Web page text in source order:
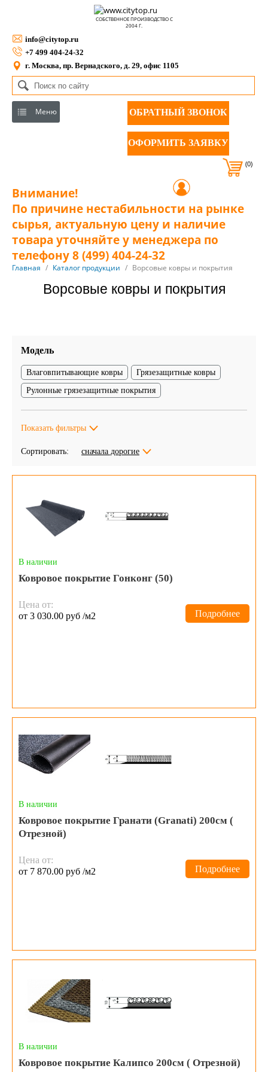
СОБСТВЕННОЕ ПРОИЗВОДСТВО С
2004 Г.
info@citytop.ru
+7 499 404-24-32
г. Москва, пр. Вернадского, д. 29, офис 1105
Меню ОБРАТНЫЙ ЗВОНОК
ОФОРМИТЬ ЗАЯВКУ
(0)
Внимание!
По причине нестабильности на рынке
сырья, актуальную цену и наличие
товара уточняйте у менеджера по
телефону 8 (499) 404-24-32
Главная / Каталог продукции / Ворсовые ковры и покрытия
Ворсовые ковры и покрытия
Модель
Влаговпитывающие ковры
Грязезащитные ковры
Рулонные грязезащитные покрытия
Показать фильтры
Сортировать: сначала дорогие
В наличии
Ковровое покрытие Гонконг (50)
Цена от:
от 3 030.00 руб /м2
Подробнее
В наличии
Ковровое покрытие Гранати (Granati) 200см (
Отрезной)
Цена от:
от 7 870.00 руб /м2
Подробнее
В наличии
Ковровое покрытие Калипсо 200см ( Отрезной)